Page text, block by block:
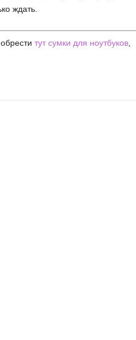
ждать.
тут сумки для ноутбуков,